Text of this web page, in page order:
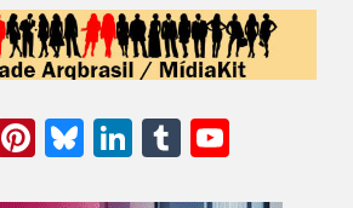
Pinterest
Bluesky
LinkedIn
Tumblr